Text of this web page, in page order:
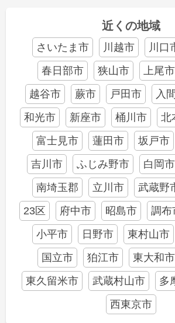
近くの地域
さいたま市 川越市 川口
春日部市
狭山市 上尾市
越谷市
蕨市 戸田市 入
和光市
新座市 桶川市 北
富士見市
蓮田市 坂戸市
吉川市
ふじみ野市 白岡市
南埼玉郡
立川市 武蔵野
23区
府中市 昭島市 調布
小平市
日野市 東村山市
国立市
狛江市 東大和市
東久留米市
武蔵村山市 多
西東京市